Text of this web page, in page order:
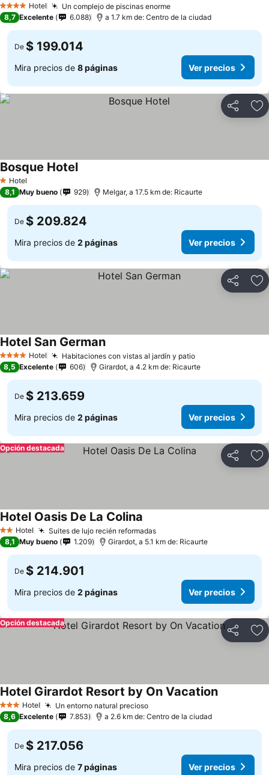
4 EstrellasHotel Un complejo de piscinas enorme
8,7 Excelente 6.088 a 1.7 km de: Centro de la ciudad
De $ 199.014
Mira precios de 8 páginas Ver precios
Compartir
1 Estrellas
Hotel
Bosque Hotel
8,1 Muy bueno 929 Melgar, a 17.5 km de: Ricaurte
De $ 209.824
Mira precios de 2 páginas Ver precios
Compartir
4 EstrellasHotel Habitaciones con vistas al jardín y patio
Hotel San German
8,5 Excelente 606 Girardot, a 4.2 km de: Ricaurte
De $ 213.659
Mira precios de 2 páginas Ver precios
Compartir
Opción destacada
2 Estrellas
Hotel Suites de lujo recién reformadas
Hotel Oasis De La Colina
8,1 Muy bueno 1.209 Girardot, a 5.1 km de: Ricaurte
De $ 214.901
Mira precios de 2 páginas Ver precios
Compartir
Opción destacada
3 Estrellas
Hotel Un entorno natural precioso
Hotel Girardot Resort by On Vacation
8,6 Excelente 7.853 a 2.6 km de: Centro de la ciudad
De $ 217.056
Mira precios de 7 páginas Ver precios